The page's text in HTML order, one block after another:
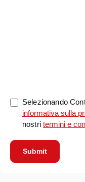
Selezionando
informativa sulla
nostritermini e
Submit